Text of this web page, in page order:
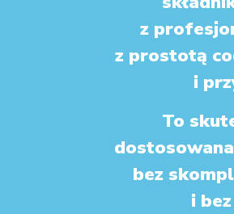
z
z prostotą
i
To
bez
i